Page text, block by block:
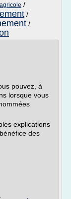
/
/
/
pouvez, à
lorsque vous
explications
des